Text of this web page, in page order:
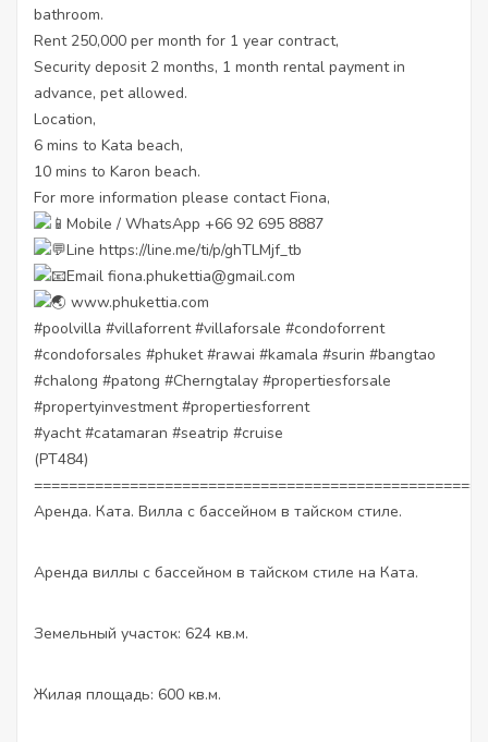
bathroom.
Rent 250,000 per month for 1 year contract,
Security deposit 2 months, 1 month rental payment in
advance, pet allowed.
Location,
6 mins to Kata beach,
10 mins to Karon beach.
For more information please contact Fiona,
Mobile / WhatsApp +66 92 695 8887
Line https://line.me/ti/p/ghTLMjf_tb
Email fiona.phukettia@gmail.com
www.phukettia.com
#poolvilla #villaforrent #villaforsale #condoforrent
#condoforsales #phuket #rawai #kamala #surin #bangtao
#chalong #patong #Cherngtalay #propertiesforsale
#propertyinvestment #propertiesforrent
#yacht #catamaran #seatrip #cruise
(PT484)
Аренда. Ката. Вилла с бассейном в тайском стиле.
Аренда виллы с бассейном в тайском стиле на Ката.
Земельный участок: 624 кв.м.
Жилая площадь: 600 кв.м.